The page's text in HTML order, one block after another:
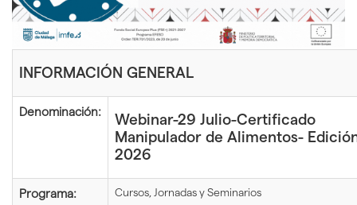
idioma
INFORMACIÓN GENERAL
Denominación:
Webinar-29 Julio-Certificado
Manipulador de Alimentos-
2026
Programa: Cursos, Jornadas y Seminarios